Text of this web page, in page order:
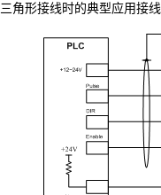
三角形接线时的典型应用接线